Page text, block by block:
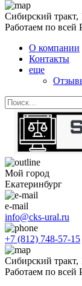
Сибирский тракт,
Работаем по всей
О компании
Контакты
еще
Мой город
Екатеринбург
e-mail
info@cks-ural.ru
+7 (812) 748-57-15
Сибирский тракт,
Работаем по всей